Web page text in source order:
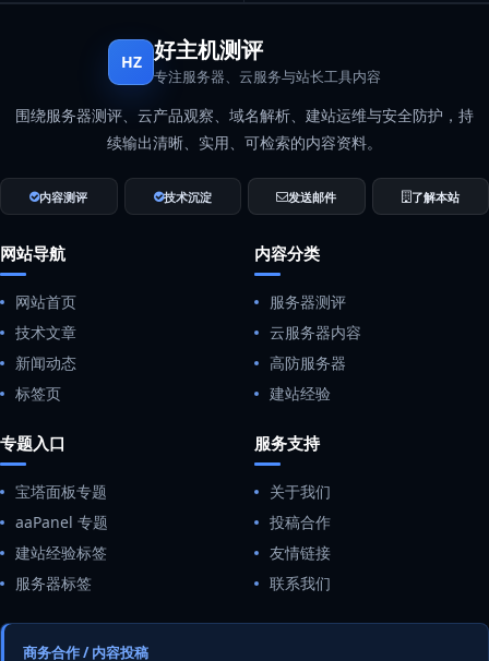
HZ 好主机测评
专注服务器、云服务与站长工具内容
围绕服务器测评、云产品观察、域名解析、建站运维与安全防护，持
续输出清晰、实用、可检索的内容资料。
内容测评 技术沉淀 发送邮件 了解本站
网站导航
网站首页
技术文章
新闻动态
标签页
内容分类
服务器测评
云服务器内容
高防服务器
建站经验
专题入口
宝塔面板专题
aaPanel 专题
建站经验标签
服务器标签
服务支持
关于我们
投稿合作
友情链接
联系我们
商务合作 / 内容投稿